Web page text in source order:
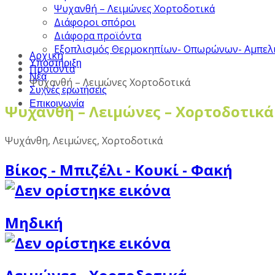
Ψυχανθή – Λειμώνες Χορτοδοτικά
Διάφοροι σπόροι
Διάφορα προϊόντα
Εξοπλισμός Θερμοκηπίων- Οπωρώνων-
Υποστήριξη
Νέα
Συχνές ερωτήσεις
Επικοινωνία
Αρχική
Προϊόντα
Ψυχανθή – Λειμώνες Χορτοδοτικά
Ψυχανθή – Λειμώνες – Χορτοδοτικά
Ψυχάνθη, Λειμώνες, Χορτοδοτικά
Βίκος - Μπιζέλι - Κουκί - Φακή
Μηδική